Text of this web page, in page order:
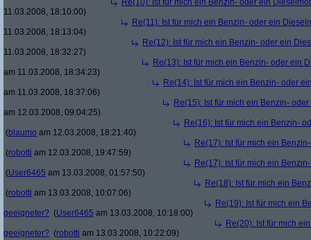
Re(10): Ist für mich ein Benzin- oder ein
11.03.2008, 18:10:00)
Re(11): Ist für mich ein Benzin- oder ein
11.03.2008, 18:13:04)
Re(12): Ist für mich ein Benzin- oder ein
11.03.2008, 18:32:27)
Re(13): Ist für mich ein Benzin- oder ein
am 11.03.2008, 18:34:23)
Re(14): Ist für mich ein Benzin- oder
am 11.03.2008, 18:37:06)
Re(15): Ist für mich ein Benzin-
am 12.03.2008, 09:04:25)
Re(16): Ist für mich ein Benzin-
(blaumo am 12.03.2008, 18:21:40)
Re(17): Ist für mich ein
(robotti am 12.03.2008, 19:47:59)
Re(17): Ist für mich ein
(User6465 am 13.03.2008, 01:57:50)
Re(18): Ist für mich ein
(robotti am 13.03.2008, 10:07:06)
Re(19): Ist für mich ein
geeigneter? (User6465 am 13.03.2008, 10:18:00)
Re(20): Ist für mich
geeigneter? (robotti am 13.03.2008, 10:22:09)